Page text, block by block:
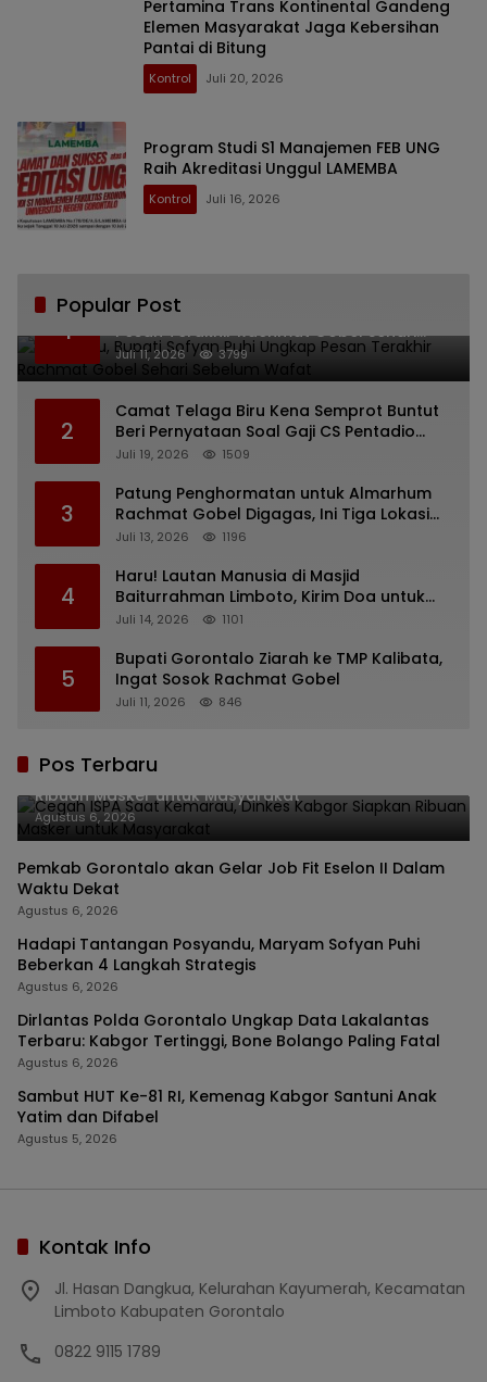
Pertamina Trans Kontinental Gandeng
Elemen Masyarakat Jaga Kebersihan
Pantai di Bitung
Kontrol Juli 20, 2026
Program Studi S1 ​​Manajemen FEB UNG
Raih Akreditasi Unggul LAMEMBA
Kontrol Juli 16, 2026
Popular Post
1
Bikin Haru, Bupati Sofyan Puhi Ungkap
Pesan Terakhir Rachmat Gobel Sehari
Sebelum Wafat
Juli 11, 2026 3799
2
Camat Telaga Biru Kena Semprot Buntut
Beri Pernyataan Soal Gaji CS Pentadio
Barat yang Nunggak
Juli 19, 2026 1509
3
Patung Penghormatan untuk Almarhum
Rachmat Gobel Digagas, Ini Tiga Lokasi
yang Diusulkan
Juli 13, 2026 1196
4
Haru! Lautan Manusia di Masjid
Baiturrahman Limboto, Kirim Doa untuk
Almarhum Rachmat Gobel
Juli 14, 2026 1101
5
Bupati Gorontalo Ziarah ke TMP Kalibata,
Ingat Sosok Rachmat Gobel
Juli 11, 2026 846
Pos Terbaru
Cegah ISPA Saat Kemarau, Dinkes Kabgor Siapkan
Ribuan Masker untuk Masyarakat
Agustus 6, 2026
Pemkab Gorontalo akan Gelar Job Fit Eselon II Dalam
Waktu Dekat
Agustus 6, 2026
Hadapi Tantangan Posyandu, Maryam Sofyan Puhi
Beberkan 4 Langkah Strategis
Agustus 6, 2026
Dirlantas Polda Gorontalo Ungkap Data Lakalantas
Terbaru: Kabgor Tertinggi, Bone Bolango Paling Fatal
Agustus 6, 2026
Sambut HUT Ke-81 RI, Kemenag Kabgor Santuni Anak
Yatim dan Difabel
Agustus 5, 2026
Kontak Info
Jl. Hasan Dangkua, Kelurahan Kayumerah, Kecamatan
Limboto Kabupaten Gorontalo
0822 9115 1789